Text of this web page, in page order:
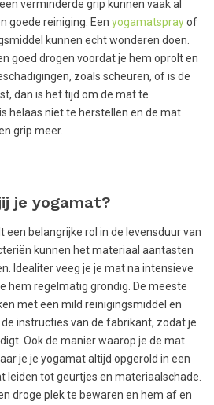
verminderde grip kunnen vaak al
goede reiniging. Een yogamatsprayof
kunnen echt wonderen doen.
goed drogen voordat je hem oprolt en
zoals scheuren, of is de
dan is het tijd om de mat te
helaas niet te herstellen en de mat
grip meer.
je yogamat?
een belangrijke rol in de levensduur van
kunnen het materiaal aantasten
Idealiter veeg je je mat na intensieve
hem regelmatig grondig. De meeste
met een mild reinigingsmiddel en
instructies van de fabrikant, zodat je
Ook de manier waarop je de mat
je je yogamat altijd opgerold in een
leiden tot geurtjes en materiaalschade.
droge plek te bewaren en hem af en